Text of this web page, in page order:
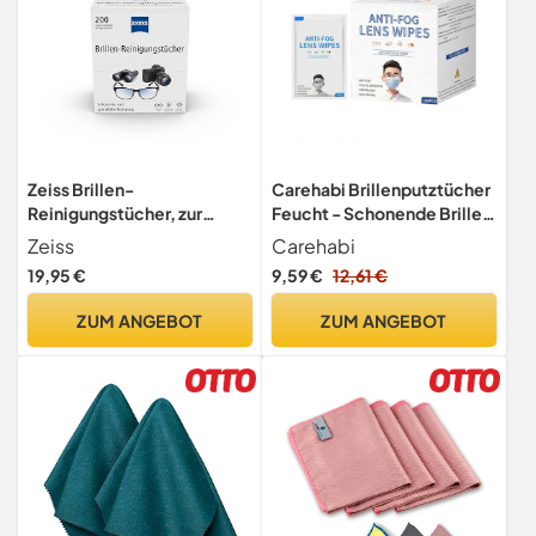
Zeiss Brillen-
Reinigungstücher, zur
schonenden & gründlichen
Reinigung Ihrer
Brillengläser, Neue
Zeiss
19,95 €
ZUM ANGEBOT
Carehabi Brillenputztücher
Feucht - Schonende Brillen
Brillenputztücher Feucht
Reinigungstücher für
Streifenfreie Brillengläser
Einzeln Verpackt 100 Stück
Carehabi
9,59 € 12,61 €
ZUM ANGEBOT